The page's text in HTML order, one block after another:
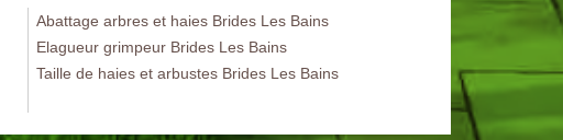
Abattage arbres et haies Brides Les Bains
Elagueur grimpeur Brides Les Bains
Taille de haies et arbustes Brides Les Bains